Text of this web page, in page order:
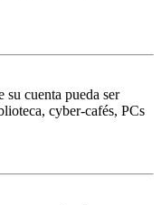
cuenta pueda ser
cyber-cafés, PCs